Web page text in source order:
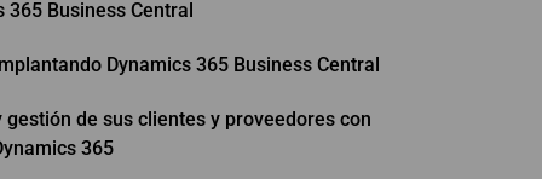
Business Central
Dynamics 365 Business Central
gestión de sus clientes y proveedores con
365